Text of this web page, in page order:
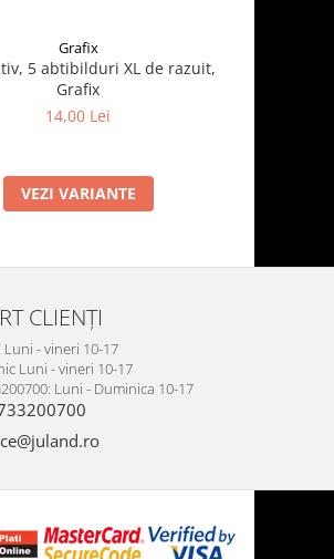
Grafix
5 abtibilduri XL de razuit,
Grafix
14,00 Lei
VEZI VARIANTE
CLIENȚI
- vineri 10-17
Luni - vineri 10-17
Luni - Duminica 10-17